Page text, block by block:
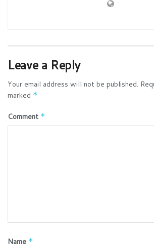
Leave a Reply
Your email address will not be published.
marked *
Comment *
Name *